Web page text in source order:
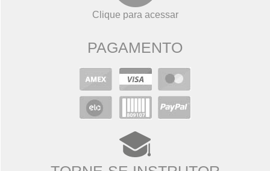
Clique para acessar
PAGAMENTO